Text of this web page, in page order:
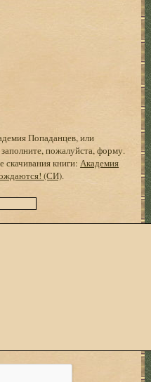
Попаданцев, или
пожалуйста, форму.
скачивания книги:Академия
(СИ).